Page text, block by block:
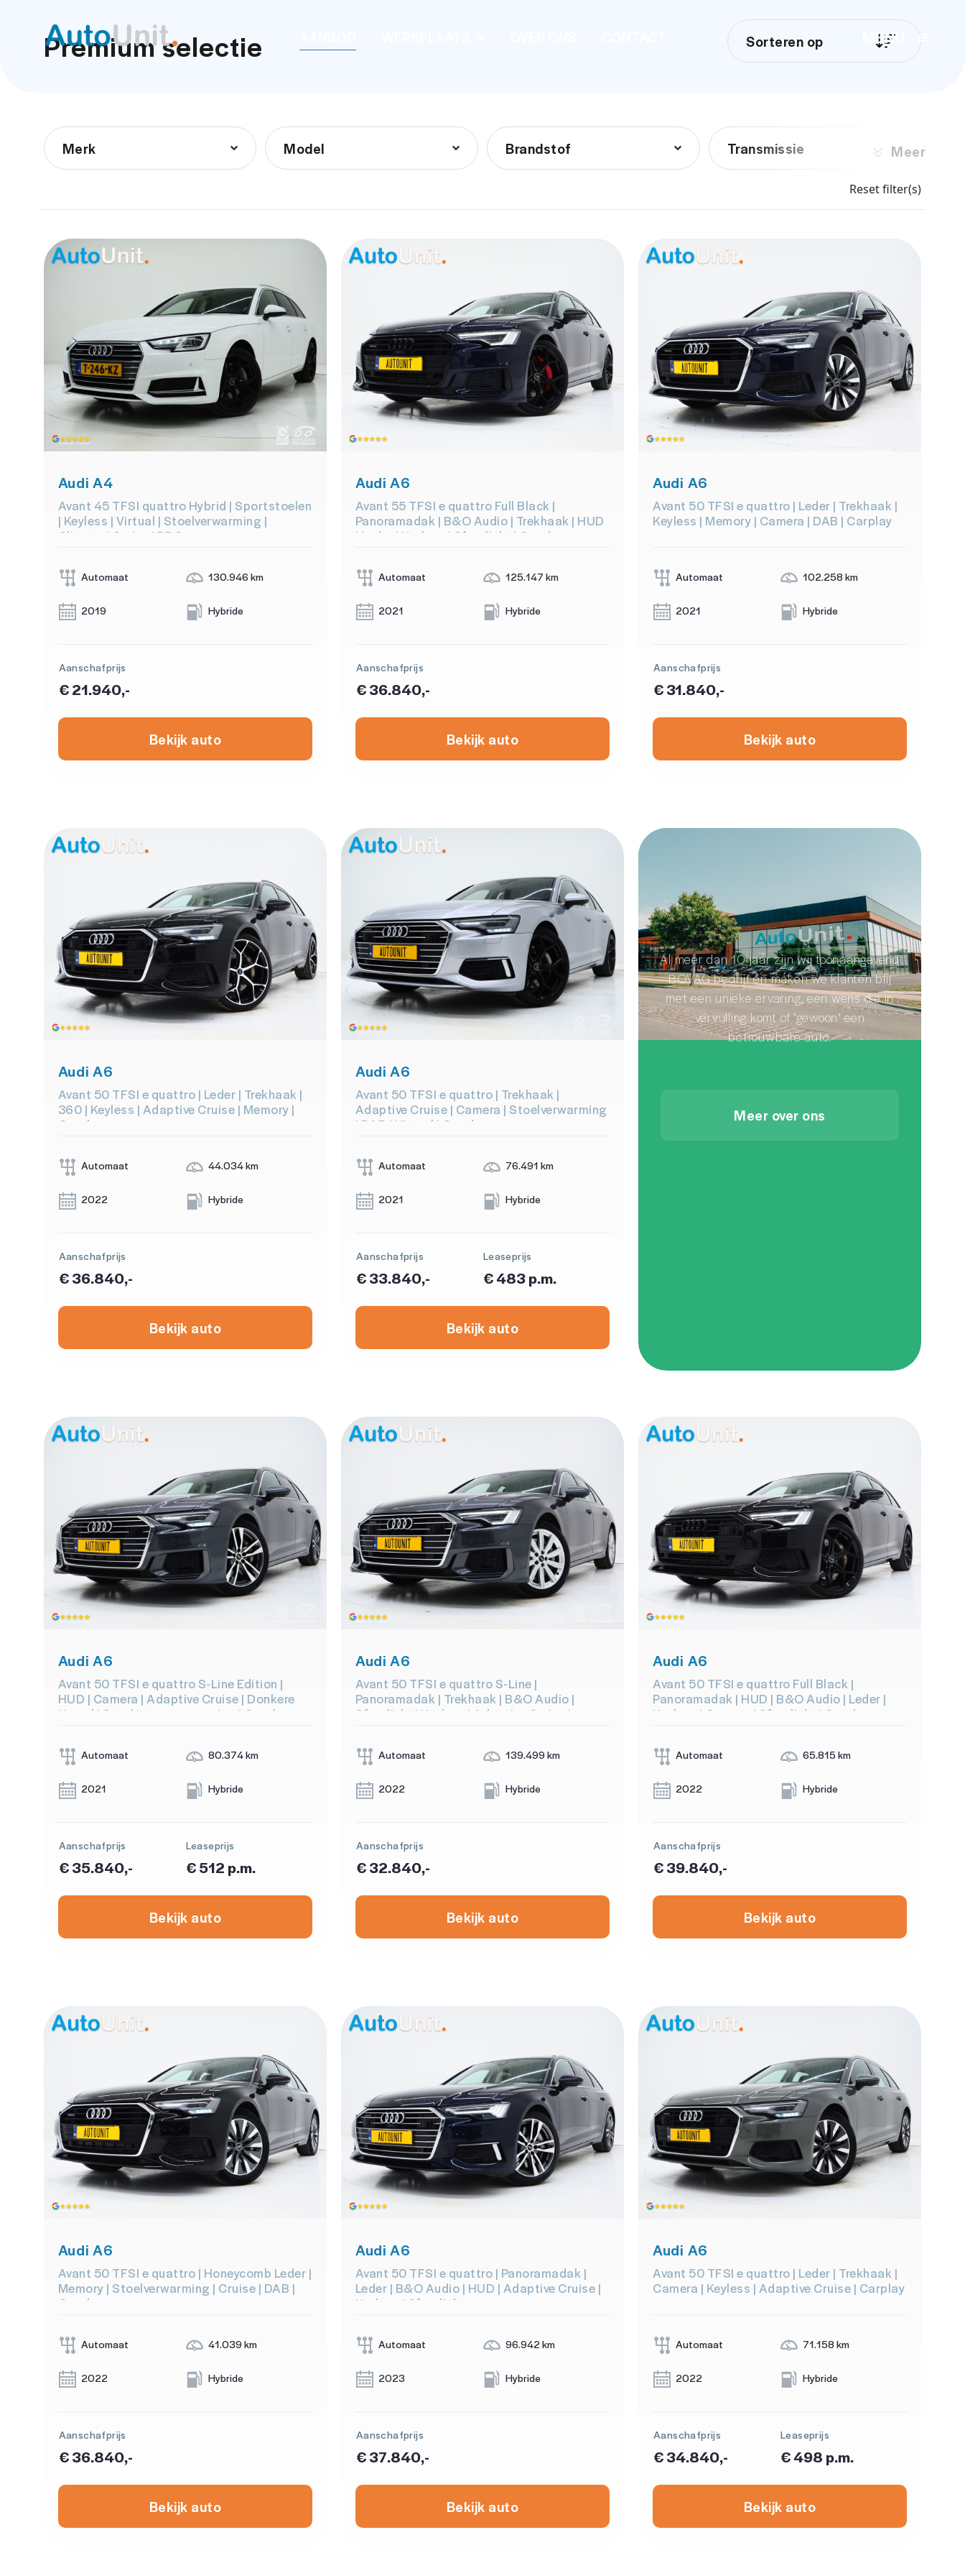
MENU
Premium selectie Sorteren op
Merk Model Brandstof Transmissie Meer
Reset filter(s)
Audi A4
Avant 45 TFSI quattro Hybrid | Sportstoelen
| Keyless | Virtual | Stoelverwarming |
Climate | Cruise | PDC
Automaat 130.946 km
2019 Hybride
Aanschafprijs
€ 21.940,-
Bekijk auto
Audi A6
Avant 55 TFSI e quattro Full Black |
Panoramadak | B&O Audio | Trekhaak | HUD
| Leder | Keyless | Sfeerlicht | Carplay
Automaat 125.147 km
2021 Hybride
Aanschafprijs
€ 36.840,-
Bekijk auto
Audi A6
Avant 50 TFSI e quattro | Leder | Trekhaak |
Keyless | Memory | Camera | DAB | Carplay
Automaat 102.258 km
2021 Hybride
Aanschafprijs
€ 31.840,-
Bekijk auto
Audi A6
Avant 50 TFSI e quattro | Leder | Trekhaak |
360 | Keyless | Adaptive Cruise | Memory |
Carplay
Automaat 44.034 km
2022 Hybride
Aanschafprijs
€ 36.840,-
Bekijk auto
Audi A6
Avant 50 TFSI e quattro | Trekhaak |
Adaptive Cruise | Camera | Stoelverwarming
| DAB | Virtual | Carplay
Automaat 76.491 km
2021 Hybride
Aanschafprijs
€ 33.840,-
Leaseprijs
€ 483 p.m.
Bekijk auto
van de toekomst
Al meer dan 10 jaar zijn wij toonaangevend
BOVAG bedrijf en maken we klanten blij
met een unieke ervaring, een wens die in
vervulling komt of ‘gewoon’ een
betrouwbare auto.
Meer over ons
Audi A6
Avant 50 TFSI e quattro S-Line Edition |
HUD | Camera | Adaptive Cruise | Donkere
Hemel | Stoel/stuurverwarming | Carplay
Automaat 80.374 km
2021 Hybride
Aanschafprijs
€ 35.840,-
Leaseprijs
€ 512 p.m.
Bekijk auto
Audi A6
Avant 50 TFSI e quattro S-Line |
Panoramadak | Trekhaak | B&O Audio |
Sfeerlicht | Keyless | Adaptive Cruise |
Automaat 139.499 km
2022 Hybride
Aanschafprijs
€ 32.840,-
Bekijk auto
Audi A6
Avant 50 TFSI e quattro Full Black |
Panoramadak | HUD | B&O Audio | Leder |
Keyless | Camera | Sfeerlicht | Carplay
Automaat 65.815 km
2022 Hybride
Aanschafprijs
€ 39.840,-
Bekijk auto
Audi A6
Avant 50 TFSI e quattro | Honeycomb Leder |
Memory | Stoelverwarming | Cruise | DAB |
Carplay
Automaat 41.039 km
2022 Hybride
Aanschafprijs
€ 36.840,-
Bekijk auto
Audi A6
Avant 50 TFSI e quattro | Panoramadak |
Leder | B&O Audio | HUD | Adaptive Cruise |
Keyless | Sfeerlicht
Automaat 96.942 km
2023 Hybride
Aanschafprijs
€ 37.840,-
Bekijk auto
Audi A6
Avant 50 TFSI e quattro | Leder | Trekhaak |
Camera | Keyless | Adaptive Cruise | Carplay
Automaat 71.158 km
2022 Hybride
Aanschafprijs
€ 34.840,-
Leaseprijs
€ 498 p.m.
Bekijk auto